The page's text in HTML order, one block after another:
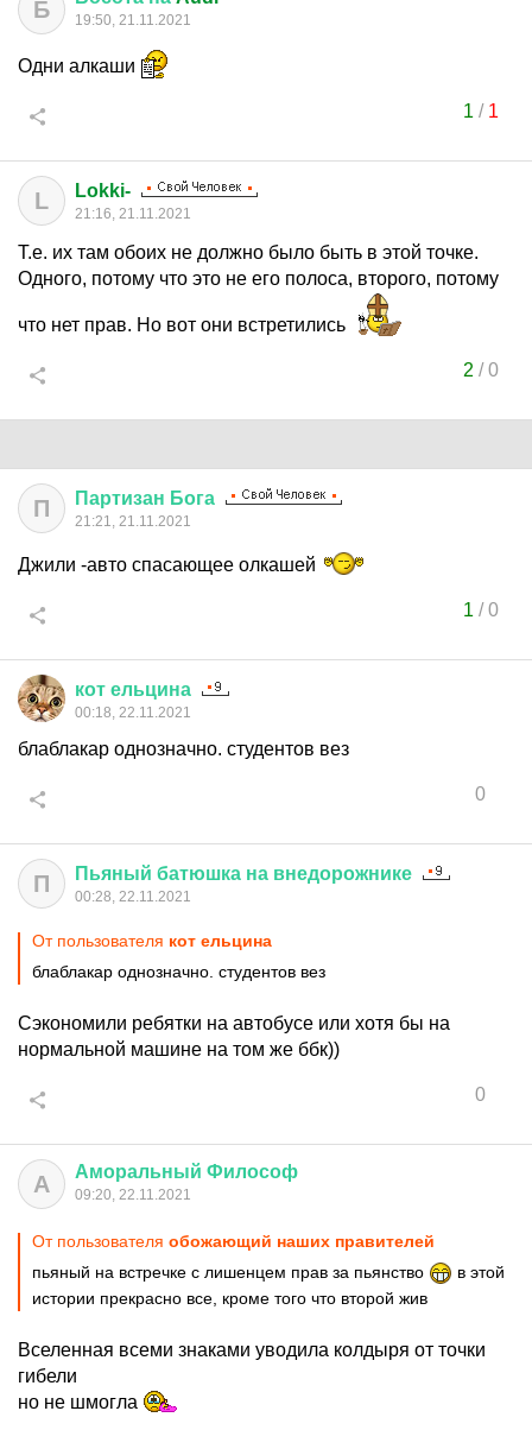
Б 19:50, 21.11.2021
Одни алкаши
1 / 1
L Lokki-
21:16, 21.11.2021
Т.е. их там обоих не должно было быть в этой точке.
Одного, потому что это не его полоса, второго, потому
что нет прав. Но вот они встретились
2 /0
П Партизан Бога
21:21, 21.11.2021
Джили -авто спасающее олкашей
1 /0
кот ельцина
00:18, 22.11.2021
блаблакар однозначно. студентов вез
0
П Пьяный батюшка на внедорожнике
00:28, 22.11.2021
От пользователя кот ельцина
блаблакар однозначно. студентов вез
Сэкономили ребятки на автобусе или хотя бы на
нормальной машине на том же ббк))
0
А Аморальный Философ
09:20, 22.11.2021
От пользователя обожающий наших правителей
пьяный на встречке с лишенцем прав за пьянство
в этой
истории прекрасно все, кроме того что второй жив
Вселенная всеми знаками уводила колдыря от точки
гибели
но не шмогла